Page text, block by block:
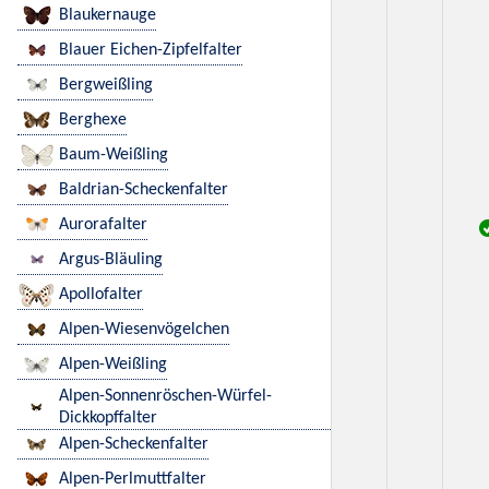
Blaukernauge
Blauer Eichen-Zipfelfalter
Bergweißling
Berghexe
Baum-Weißling
Baldrian-Scheckenfalter
Aurorafalter
Argus-Bläuling
Apollofalter
Alpen-Wiesenvögelchen
Alpen-Weißling
Alpen-Sonnenröschen-Würfel-
Dickkopffalter
Alpen-Scheckenfalter
Alpen-Perlmuttfalter